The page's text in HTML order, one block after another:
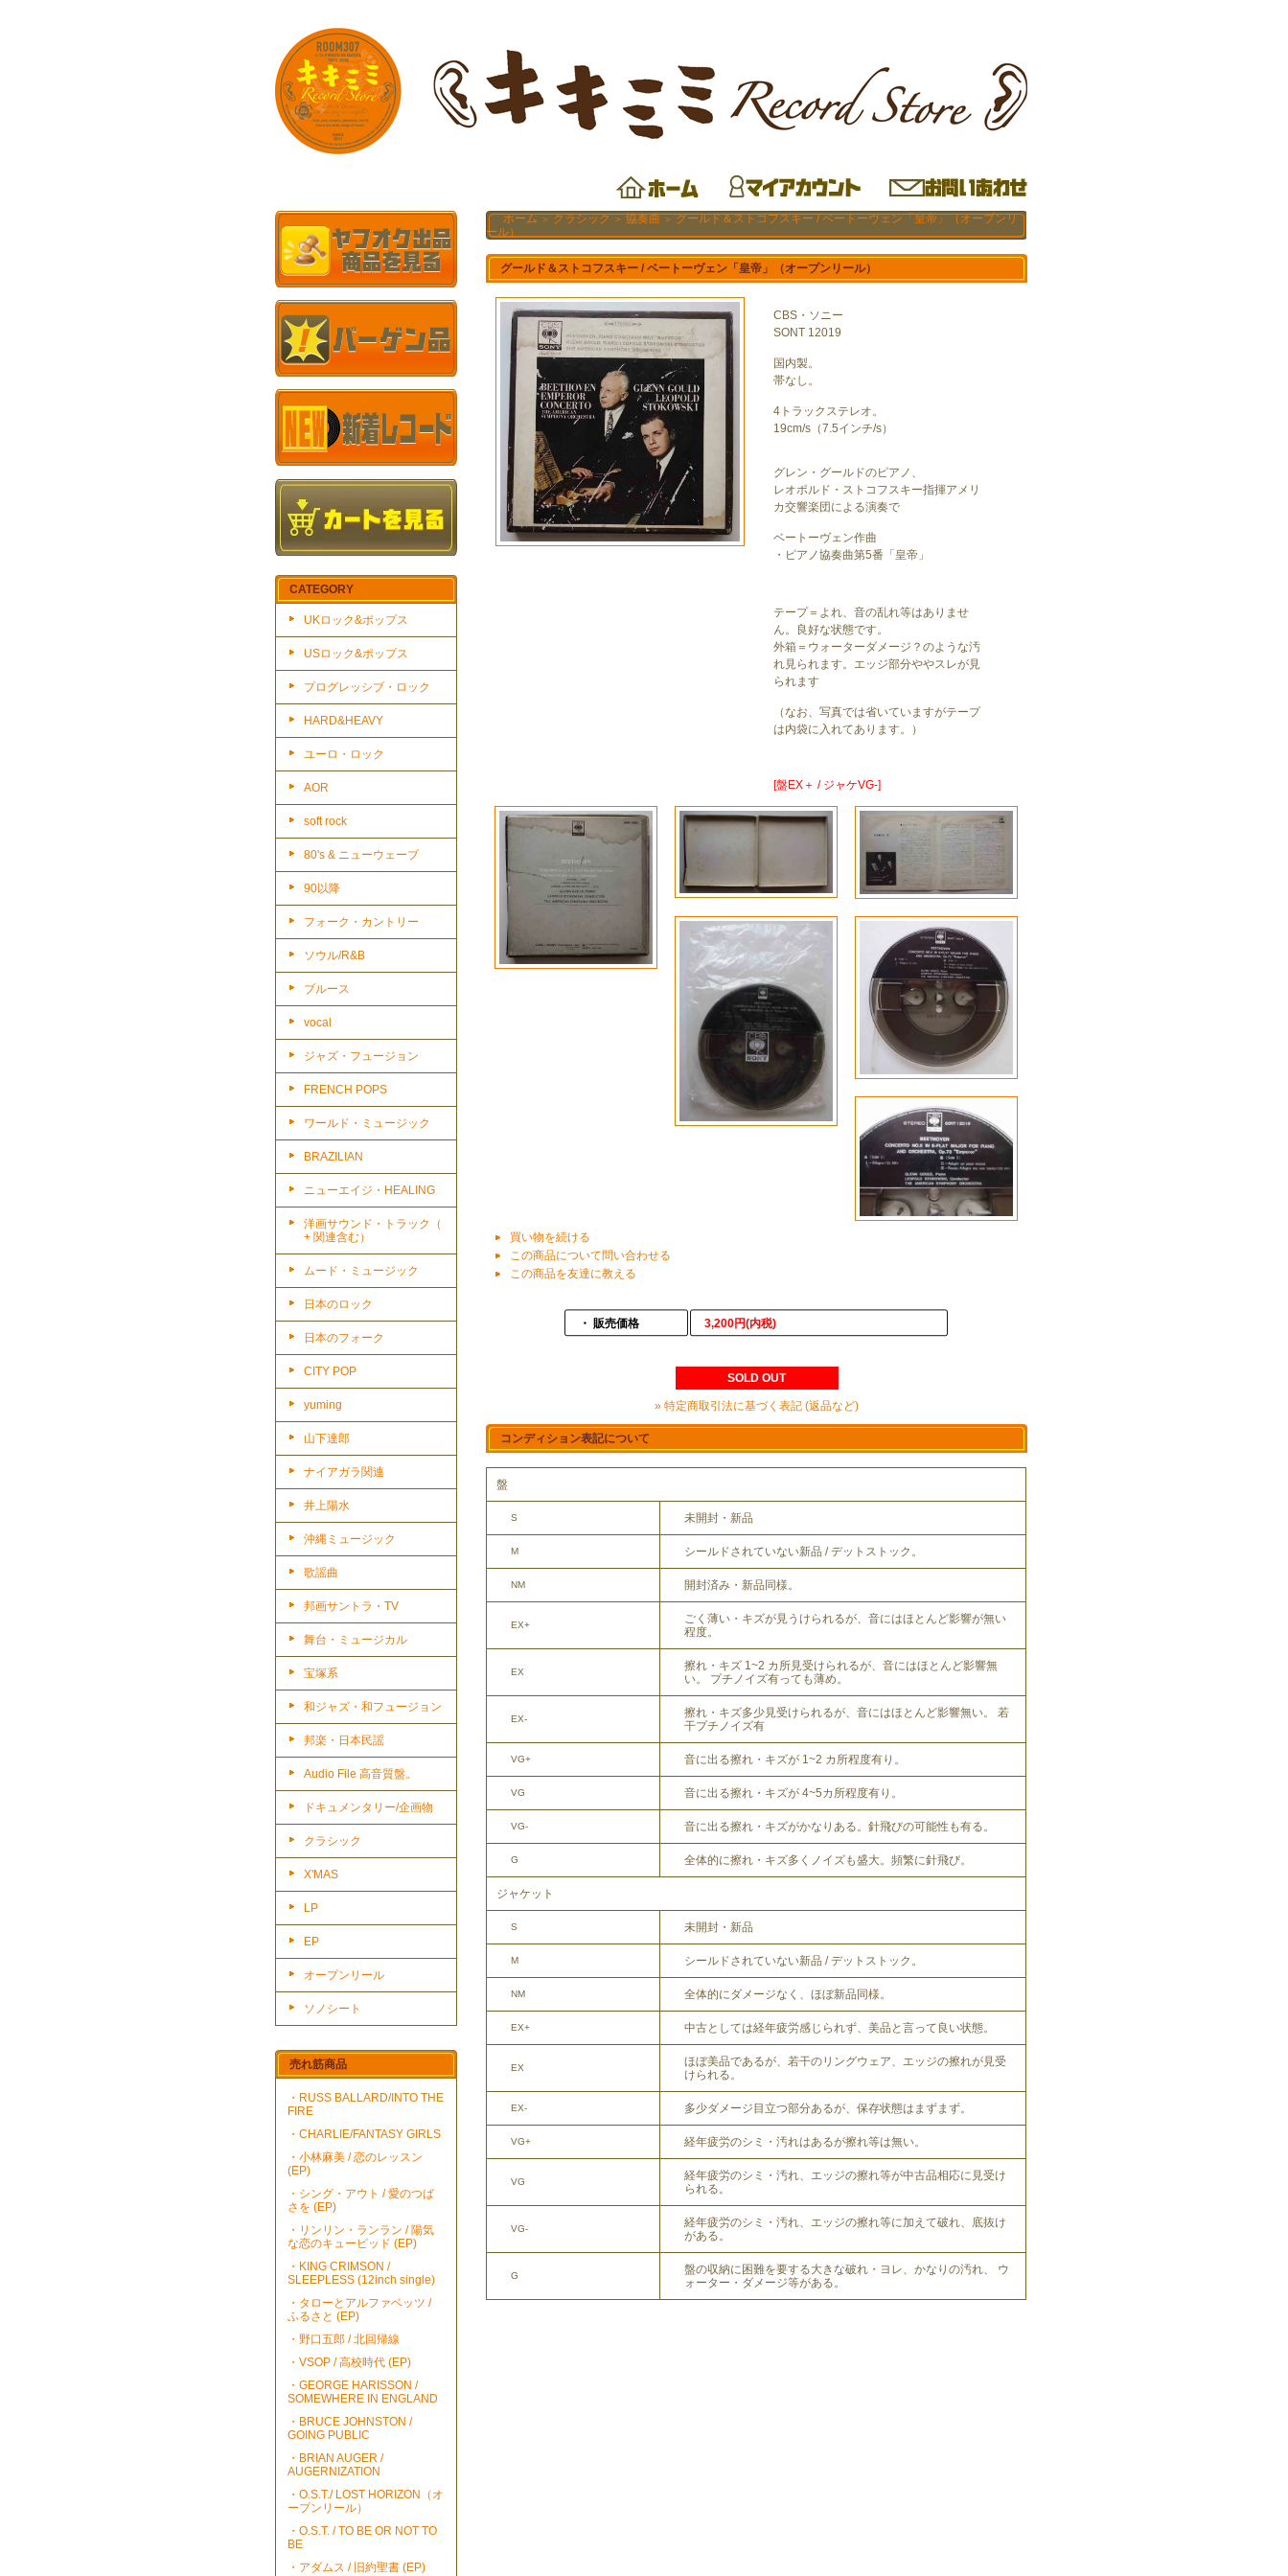
CATEGORY
UKロック&ポップス
USロック&ポップス
プログレッシブ・ロック
HARD&HEAVY
ユーロ・ロック
AOR
soft rock
80's & ニューウェーブ
90以降
フォーク・カントリー
ソウル/R&B
ブルース
vocal
ジャズ・フュージョン
FRENCH POPS
ワールド・ミュージック
BRAZILIAN
ニューエイジ・HEALING
洋画サウンド・トラック（
+ 関連含む）
ムード・ミュージック
日本のロック
日本のフォーク
CITY POP
yuming
山下達郎
ナイアガラ関連
井上陽水
沖縄ミュージック
歌謡曲
邦画サントラ・TV
舞台・ミュージカル
宝塚系
和ジャズ・和フュージョン
邦楽・日本民謡
Audio File 高音質盤。
ドキュメンタリー/企画物
クラシック
X'MAS
LP
EP
オープンリール
ソノシート
売れ筋商品
・RUSS BALLARD/INTO THE
FIRE
・CHARLIE/FANTASY GIRLS
・小林麻美 / 恋のレッスン
(EP)
・シング・アウト / 愛のつば
さを (EP)
・リンリン・ランラン / 陽気
な恋のキューピッド (EP)
・KING CRIMSON /
SLEEPLESS (12inch single)
・タローとアルファベッツ /
ふるさと (EP)
・野口五郎 / 北回帰線
・VSOP / 高校時代 (EP)
・GEORGE HARISSON /
SOMEWHERE IN ENGLAND
・BRUCE JOHNSTON /
GOING PUBLIC
・BRIAN AUGER /
AUGERNIZATION
・O.S.T./ LOST HORIZON（オ
ープンリール）
・O.S.T. / TO BE OR NOT TO
BE
・アダムス / 旧約聖書 (EP)
ホーム ＞ クラシック ＞ 協奏曲 ＞ グールド＆ストコフスキー / ベートーヴェン「皇帝」（オープンリ
ール）
グールド＆ストコフスキー / ベートーヴェン「皇帝」（オープンリール）
CBS・ソニー
SONT 12019
国内製。
帯なし。
4トラックステレオ。
19cm/s（7.5インチ/s）
グレン・グールドのピアノ、
レオポルド・ストコフスキー指揮アメリ
カ交響楽団による演奏で
ベートーヴェン作曲
・ピアノ協奏曲第5番「皇帝」
テープ＝よれ、音の乱れ等はありませ
ん。良好な状態です。
外箱＝ウォーターダメージ？のような汚
れ見られます。エッジ部分ややスレが見
られます
（なお、写真では省いていますがテープ
は内袋に入れてあります。）
[盤EX＋ / ジャケVG-]
買い物を続ける
この商品について問い合わせる
この商品を友達に教える
・ 販売価格 3,200円(内税)
SOLD OUT
» 特定商取引法に基づく表記 (返品など)
コンディション表記について
盤
S 未開封・新品
M シールドされていない新品 / デットストック。
NM 開封済み・新品同様。
EX+
ごく薄い・キズが見うけられるが、音にはほとんど影響が無い
程度。
EX
擦れ・キズ 1~2 カ所見受けられるが、音にはほとんど影響無
い。 プチノイズ有っても薄め。
EX-
擦れ・キズ多少見受けられるが、音にはほとんど影響無い。 若
干プチノイズ有
VG+ 音に出る擦れ・キズが 1~2 カ所程度有り。
VG 音に出る擦れ・キズが 4~5カ所程度有り。
VG- 音に出る擦れ・キズがかなりある。針飛びの可能性も有る。
G 全体的に擦れ・キズ多くノイズも盛大。頻繁に針飛び。
ジャケット
S 未開封・新品
M シールドされていない新品 / デットストック。
NM 全体的にダメージなく、ほぼ新品同様。
EX+ 中古としては経年疲労感じられず、美品と言って良い状態。
EX
ほぼ美品であるが、若干のリングウェア、エッジの擦れが見受
けられる。
EX- 多少ダメージ目立つ部分あるが、保存状態はまずまず。
VG+ 経年疲労のシミ・汚れはあるが擦れ等は無い。
VG
経年疲労のシミ・汚れ、エッジの擦れ等が中古品相応に見受け
られる。
VG-
経年疲労のシミ・汚れ、エッジの擦れ等に加えて破れ、底抜け
がある。
G
盤の収納に困難を要する大きな破れ・ヨレ、かなりの汚れ、 ウ
ォーター・ダメージ等がある。